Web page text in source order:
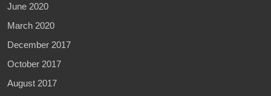
June 2020
March 2020
December 2017
October 2017
August 2017